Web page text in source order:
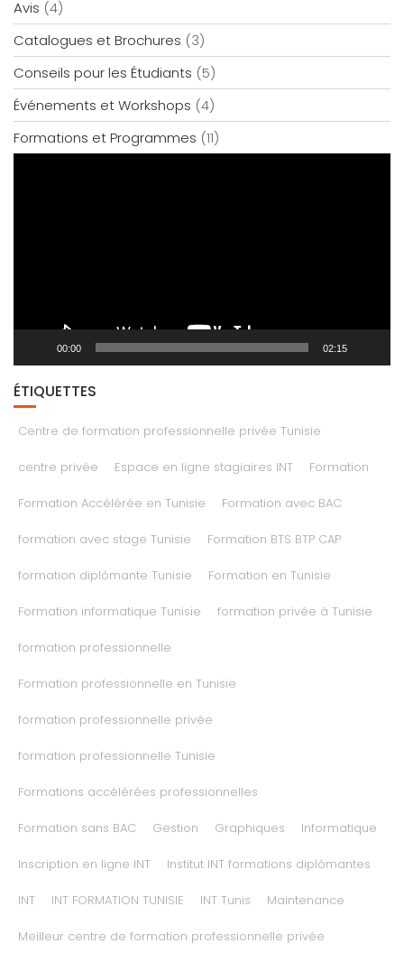
Avis (4)
Catalogues et Brochures (3)
Conseils pour les Étudiants (5)
Événements et Workshops (4)
Formations et Programmes (11)
00:00 02:15
ÉTIQUETTES
Centre de formation professionnelle privée Tunisie
centre privée Espace en ligne stagiaires INT Formation
Formation Accélérée en Tunisie Formation avec BAC
formation avec stage Tunisie Formation BTS BTP CAP
formation diplômante Tunisie Formation en Tunisie
Formation informatique Tunisie formation privée à Tunisie
formation professionnelle
Formation professionnelle en Tunisie
formation professionnelle privée
formation professionnelle Tunisie
Formations accélérées professionnelles
Formation sans BAC Gestion Graphiques Informatique
Inscription en ligne INT Institut INT formations diplômantes
INT INT FORMATION TUNISIE INT Tunis Maintenance
Meilleur centre de formation professionnelle privée